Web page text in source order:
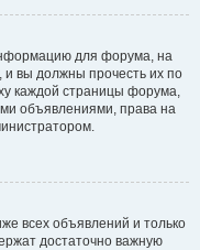
для форума, на
и вы должны прочесть их по
каждой страницы форума,
объявлениями, права на
всех объявлений и только
достаточно важную